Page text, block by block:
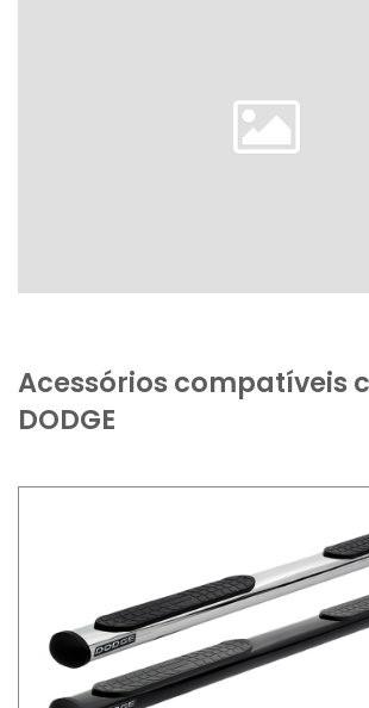
Acessórios compatíveis
DODGE